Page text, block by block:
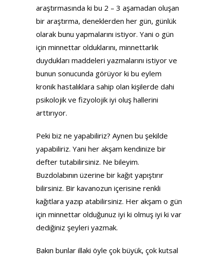
araştırmasında ki bu 2 – 3 aşamadan oluşan
bir araştırma, deneklerden her gün, günlük
olarak bunu yapmalarını istiyor. Yani o gün
için minnettar olduklarını, minnettarlık
duydukları maddeleri yazmalarını istiyor ve
bunun sonucunda görüyor ki bu eylem
kronik hastalıklara sahip olan kişilerde dahi
psikolojik ve fizyolojik iyi oluş hallerini
arttırıyor.
Peki biz ne yapabiliriz? Aynen bu şekilde
yapabiliriz. Yani her akşam kendinize bir
defter tutabilirsiniz. Ne bileyim.
Buzdolabının üzerine bir kağıt yapıştırır
bilirsiniz. Bir kavanozun içerisine renkli
kağıtlara yazıp atabilirsiniz. Her akşam o gün
için minnettar olduğunuz iyi ki olmuş iyi ki var
dediğiniz şeyleri yazmak.
Bakın bunlar illaki öyle çok büyük, çok kutsal